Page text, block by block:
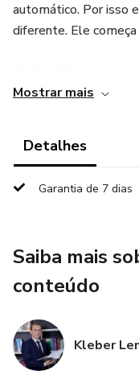
automático. Por isso
diferente. Ele começa
sempre com análise
não apenas na teoria.
você não aprende
desde a origem, com
técnico.
Mostrar mais
Detalhes
Garantia de 7 dias
Saiba mais
conteúdo
Kleber